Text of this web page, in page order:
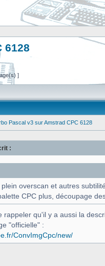
6128
]
Pascal v3 sur Amstrad CPC 6128
:
overscan et autres
CPC plus, découpage
rappeler qu'il y a aussi la
"officielle" :
ConvImgCpc/new/